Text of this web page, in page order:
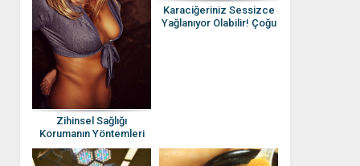
Zihinsel Sağlığı
Korumanın Yöntemleri
Nelerdir?
Karaciğeriniz Sessizce
Yağlanıyor Olabilir! Çoğu